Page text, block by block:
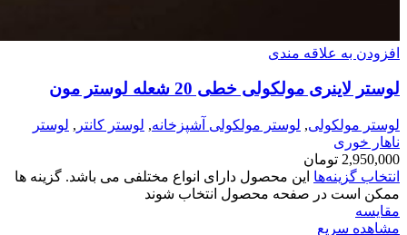
افزودن به علاقه مندی
لوستر لاینری مولکولی خطی 20 شعله لوستر مون
لوستر مولکولی, لوستر مولکولی آشپزخانه, لوستر کانتر , لوستر
ناهار خوری
2,950,000 تومان
انتخاب گزینه‌ها این محصول دارای انواع مختلفی می باشد. گزینه ها
ممکن است در صفحه محصول انتخاب شوند
مقایسه
مشاهده سریع